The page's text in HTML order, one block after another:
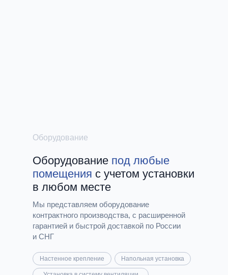
Оборудование под любые
помещения с учетом установки
в любом месте
Мы представляем оборудование
контрактного производства, с расширенной
гарантией и быстрой доставкой по России
и СНГ
Оборудование
Настенное крепление Напольная установка